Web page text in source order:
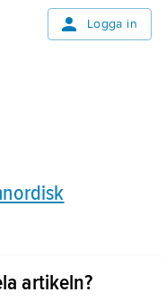
Logga in
artikeln?